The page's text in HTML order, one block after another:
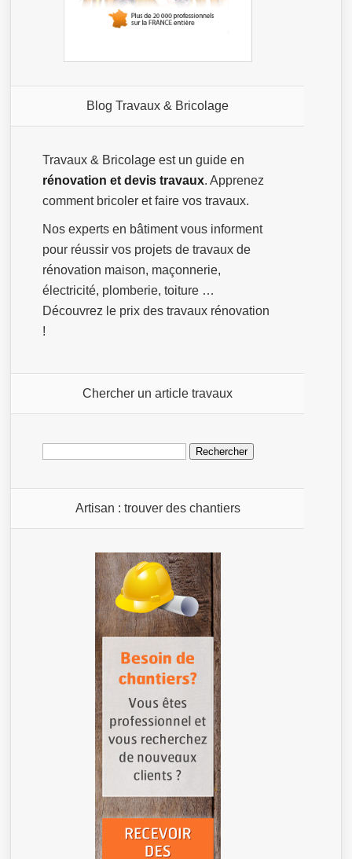
Blog Travaux & Bricolage
Travaux & Bricolage est un guide en
rénovation et devis travaux. Apprenez
comment bricoler et faire vos travaux.
Nos experts en bâtiment vous informent
pour réussir vos projets de travaux de
rénovation maison, maçonnerie,
électricité, plomberie, toiture …
Découvrez le prix des travaux rénovation
!
Chercher un article travaux
Rechercher :
Artisan : trouver des chantiers